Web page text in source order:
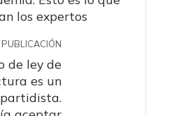
los expertos
PUBLICACIÓN
de ley de
es un